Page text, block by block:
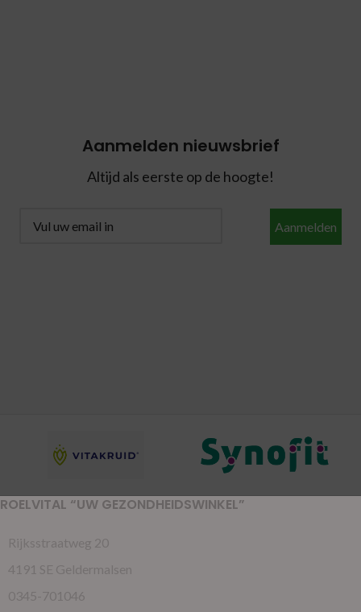
Aanmelden nieuwsbrief
Altijd als eerste op de hoogte!
Aanmelden
ROELVITAL “UW GEZONDHEIDSWINKEL”
Rijksstraatweg 20
4191 SE Geldermalsen
0345-701046